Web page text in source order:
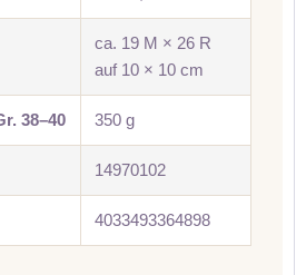
ca. 19 M × 26 R
auf 10 × 10 cm
38–40 350 g
14970102
4033493364898